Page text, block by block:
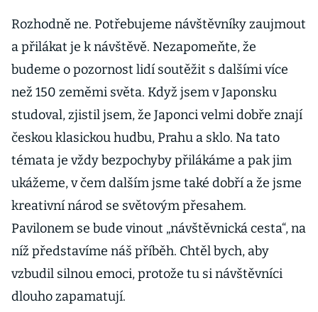
Rozhodně ne. Potřebujeme návštěvníky zaujmout
a přilákat je k návštěvě. Nezapomeňte, že
budeme o pozornost lidí soutěžit s dalšími více
než 150 zeměmi světa. Když jsem v Japonsku
studoval, zjistil jsem, že Japonci velmi dobře znají
českou klasickou hudbu, Prahu a sklo. Na tato
témata je vždy bezpochyby přilákáme a pak jim
ukážeme, v čem dalším jsme také dobří a že jsme
kreativní národ se světovým přesahem.
Pavilonem se bude vinout „návštěvnická cesta“, na
níž představíme náš příběh. Chtěl bych, aby
vzbudil silnou emoci, protože tu si návštěvníci
dlouho zapamatují.